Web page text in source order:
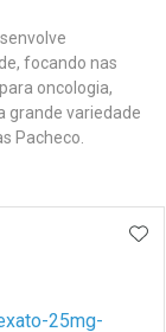
focando nas
oncologia,
grande variedade
Pacheco.
FAVORITOS